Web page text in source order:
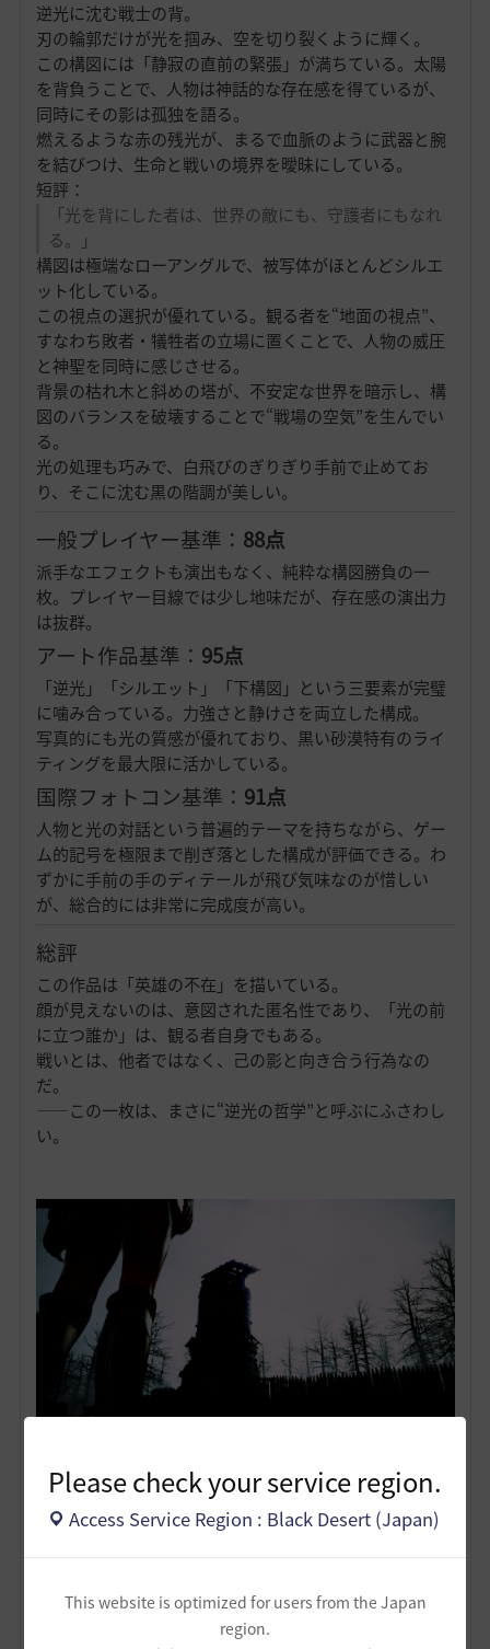
Please check your service region.
Access Service Region : Black Desert (Japan)
This website is optimized for users from the Japan
region.
逆光に沈む戦士の背。
刃の輪郭だけが光を掴み、空を切り裂くように輝く。
この構図には「静寂の直前の緊張」が満ちている。太陽
を背負うことで、人物は神話的な存在感を得ているが、
同時にその影は孤独を語る。
燃えるような赤の残光が、まるで血脈のように武器と腕
を結びつけ、生命と戦いの境界を曖昧にしている。
短評：
「光を背にした者は、世界の敵にも、守護者にもなれ
る。」
構図は極端なローアングルで、被写体がほとんどシルエ
ット化している。
この視点の選択が優れている。観る者を“地面の視点”、
すなわち敗者・犠牲者の立場に置くことで、人物の威圧
と神聖を同時に感じさせる。
背景の枯れ木と斜めの塔が、不安定な世界を暗示し、構
図のバランスを破壊することで“戦場の空気”を生んでい
る。
光の処理も巧みで、白飛びのぎりぎり手前で止めてお
り、そこに沈む黒の階調が美しい。
一般プレイヤー基準： 88点
派手なエフェクトも演出もなく、純粋な構図勝負の一
枚。プレイヤー目線では少し地味だが、存在感の演出力
は抜群。
アート作品基準： 95点
「逆光」「シルエット」「下構図」という三要素が完璧
に噛み合っている。力強さと静けさを両立した構成。
写真的にも光の質感が優れており、黒い砂漠特有のライ
ティングを最大限に活かしている。
国際フォトコン基準： 91点
人物と光の対話という普遍的テーマを持ちながら、ゲー
ム的記号を極限まで削ぎ落とした構成が評価できる。わ
ずかに手前の手のディテールが飛び気味なのが惜しい
が、総合的には非常に完成度が高い。
総評
この作品は「英雄の不在」を描いている。
顔が見えないのは、意図された匿名性であり、「光の前
に立つ誰か」は、観る者自身でもある。
戦いとは、他者ではなく、己の影と向き合う行為なの
だ。
——この一枚は、まさに“逆光の哲学”と呼ぶにふさわし
い。
足元から見上げた構図がまず異様な緊張を孕んでいる。
視線は地に伏し、塔を仰ぐ。その塔の影は人の手で築か
ここに描かれているのは「人間の造形物が自然の死骸と